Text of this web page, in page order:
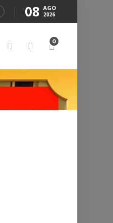
08 AGO
2026
0